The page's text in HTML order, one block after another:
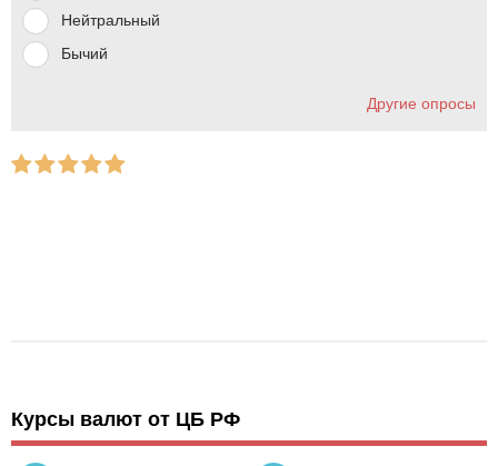
Нейтральный
Бычий
Другие опросы
Курсы валют от ЦБ РФ